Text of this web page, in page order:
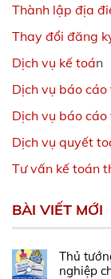
Thành lập địa
Thay đổi đăng
Dịch vụ kế toán
Dịch vụ báo cáo
Dịch vụ báo
Dịch vụ quyết
Tư vấn kế toán
BÀI VIẾT MỚI
Thủ
nghiệp